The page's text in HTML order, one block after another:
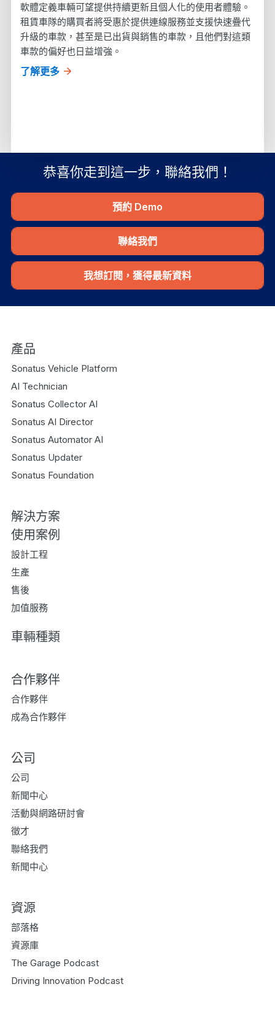
軟體定義車輛可望提供持續更新且個人化的使用者體驗。
租賃車隊的購買者將受惠於提供連線服務並支援快速疊代
升級的車款，甚至是已出貨與銷售的車款，且他們對這類
車款的偏好也日益增強。
了解更多
恭喜你走到這一步，聯絡我們！
預約 Demo
聯絡我們
我想訂閱，獲得最新資料
產品
Sonatus Vehicle Platform
AI Technician
Sonatus Collector AI
Sonatus AI Director
Sonatus Automator AI
Sonatus Updater
Sonatus Foundation
解決方案
使用案例
設計工程
生產
售後
加值服務
車輛種類
合作夥伴
合作夥伴
成為合作夥伴
公司
公司
新聞中心
活動與網路研討會
徵才
聯絡我們
新聞中心
資源
部落格
資源庫
The Garage Podcast
Driving Innovation Podcast